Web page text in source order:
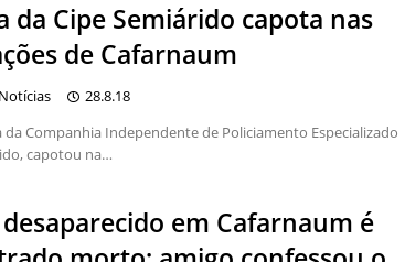
da Cipe Semiárido capota nas
de Cafarnaum
28.8.18
da Companhia Independente de Policiamento Especializado
capotou na…
desaparecido em Cafarnaum é